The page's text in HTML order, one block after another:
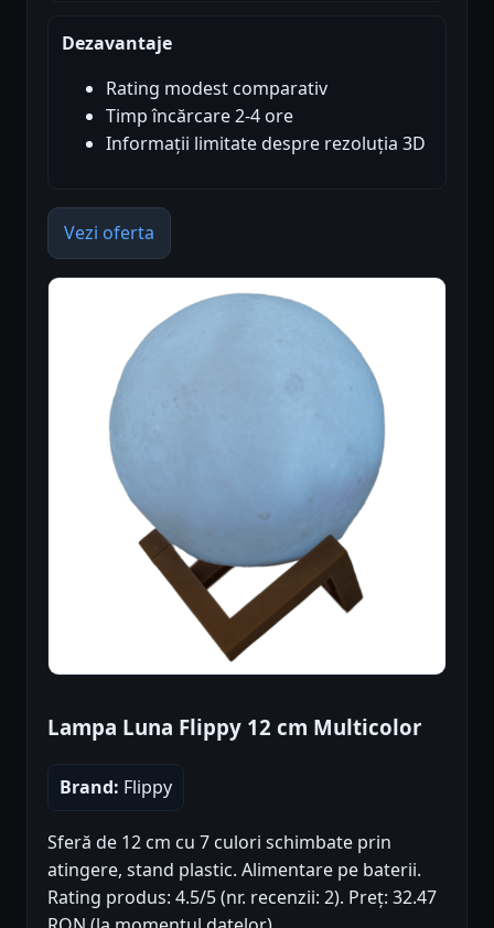
Dezavantaje
Rating modest comparativ
Timp încărcare 2-4 ore
Informații limitate despre rezoluția 3D
Vezi oferta
Lampa Luna Flippy 12 cm Multicolor
Brand: Flippy
Sferă de 12 cm cu 7 culori schimbate prin
atingere, stand plastic. Alimentare pe baterii.
Rating produs: 4.5/5 (nr. recenzii: 2). Preț: 32.47